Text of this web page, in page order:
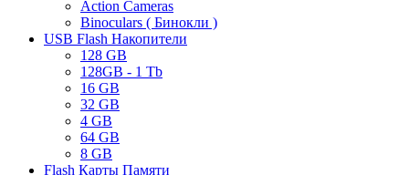
Action Cameras
Binoculars ( Бинокли )
USB Flash Накопители
128 GB
128GB - 1 Tb
16 GB
32 GB
4 GB
64 GB
8 GB
Flash Карты Памяти